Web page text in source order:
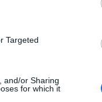
Targeted
and/or Sharing
for which it